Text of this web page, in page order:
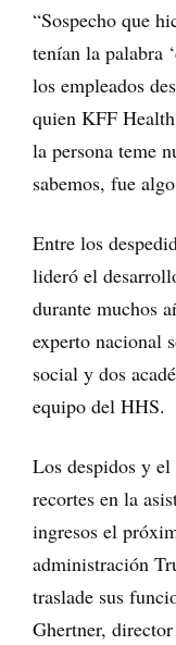
“Sospecho que
tenían la palabra
los empleados
quien KFF
la persona teme
sabemos, fue
Entre los
lideró el
durante muchos
experto nacional
social y dos
equipo del HHS.
Los despidos y
recortes en la
ingresos el
administración
traslade sus
Ghertner,